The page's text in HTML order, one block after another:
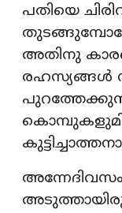
പതിയെ
അതിനു
രഹസ്യങ്ങൾ